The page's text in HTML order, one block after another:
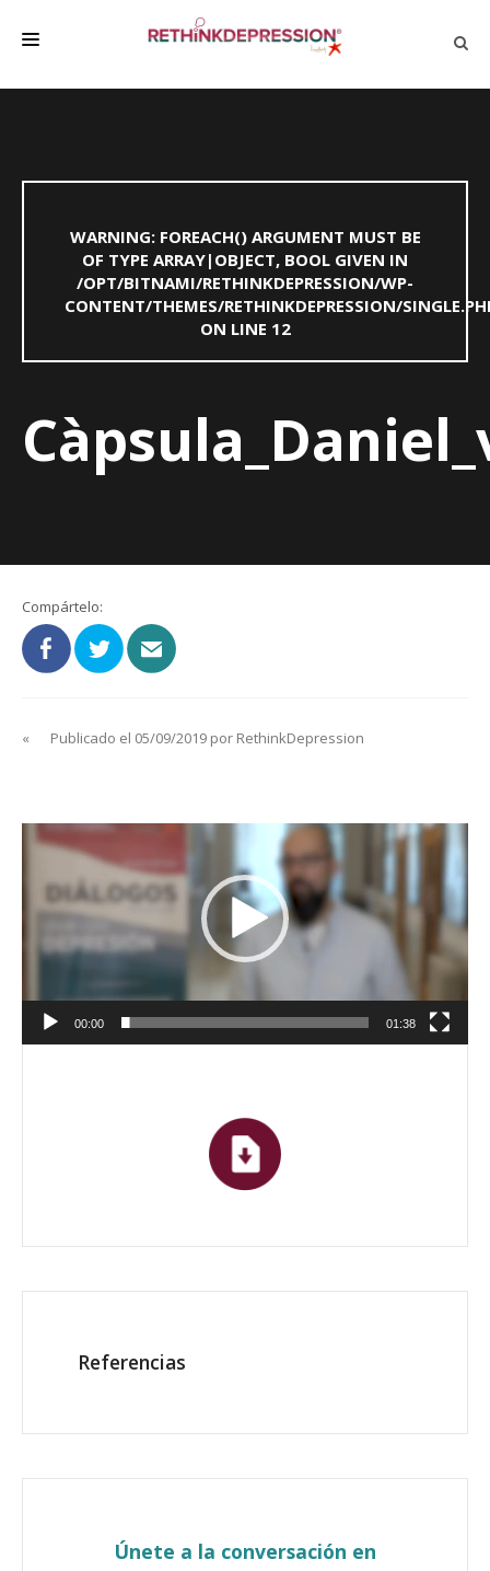
BIENESTAR
FAMILIA Y AMIGOS
DEPRESSÃO SEM RODEIOS
WARNING: FOREACH() ARGUMENT MUST BE
OF TYPE ARRAY|OBJECT, BOOL GIVEN IN
/OPT/BITNAMI/RETHINKDEPRESSION/WP-
CONTENT/THEMES/RETHINKDEPRESSION/
ON LINE 12
Compártelo:
« Publicado el 05/09/2019 por RethinkDepression
de
00:00 01:38
Referencias
Únete a la conversación en